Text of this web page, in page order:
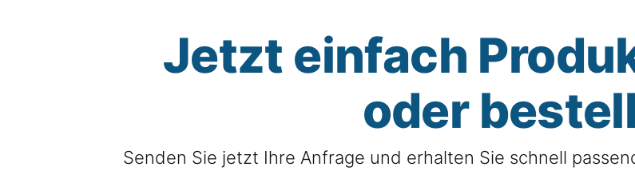
Jetzt einfach
oder
Senden Sie jetzt Ihre Anfrage und erhalten Sie schnell